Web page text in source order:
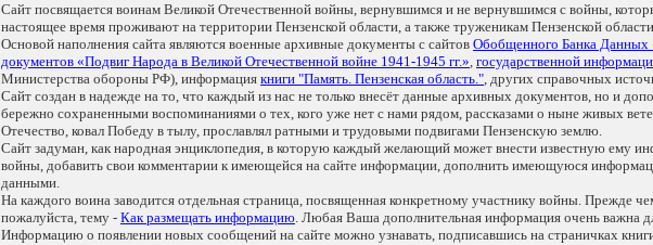
Сайт посвящается воинам Великой Отечественной войны, вернувшимся и не вернувшимся с войны,
настоящее время проживают на территории Пензенской области, а также труженикам Пензенской
Основой наполнения сайта являются военные архивные документы с сайтов Обобщенного Банка
документов «Подвиг Народа в Великой Отечественной войне 1941-1945 гг.», государственной
Министерства обороны РФ), информация книги "Память. Пензенская область.", других справочных
Сайт создан в надежде на то, что каждый из нас не только внесёт данные архивных документов, но и
бережно сохраненными воспоминаниями о тех, кого уже нет с нами рядом, рассказами о ныне живых
Отечество, ковал Победу в тылу, прославлял ратными и трудовыми подвигами Пензенскую землю.
Сайт задуман, как народная энциклопедия, в которую каждый желающий может внести известную ему
войны, добавить свои комментарии к имеющейся на сайте информации, дополнить имеющуюся
данными.
На каждого воина заводится отдельная страница, посвященная конкретному участнику войны. Прежде
пожалуйста, тему - Как размещать информацию. Любая Ваша дополнительная информация очень важна
Информацию о появлении новых сообщений на сайте можно узнавать, подписавшись на страничках